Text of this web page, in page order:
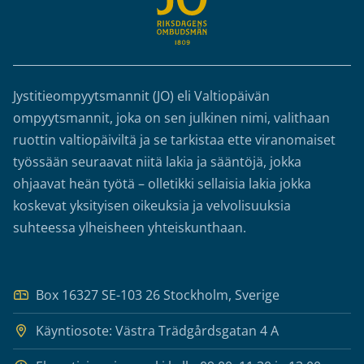
Jystitieompyytsmannit (JO) eli Valtiopäivän
ompyytsmannit, joka on sen julkinen nimi, valithaan
ruottin valtiopäiviltä ja se tarkistaa ette viranomaiset
työssään seuraavat niitä lakia ja sääntöjä, jokka
ohjaavat heän työtä – olletikki sellaisia lakia jokka
koskevat yksityisen oikeuksia ja velvolisuuksia
suhteessa ylheisheen yhteiskunthaan.
Box 16327 SE-103 26 Stockholm, Sverige
Käyntiosote: Västra Trädgårdsgatan 4 A